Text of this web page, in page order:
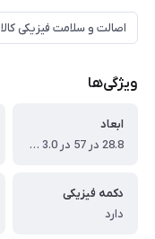
اصالت و سلامت فیزیکی کالا
ویژگی‌ها
ابعاد
28.8 در 57 در 3.0 سانتی‌متر
دکمه فیزیکی
دارد